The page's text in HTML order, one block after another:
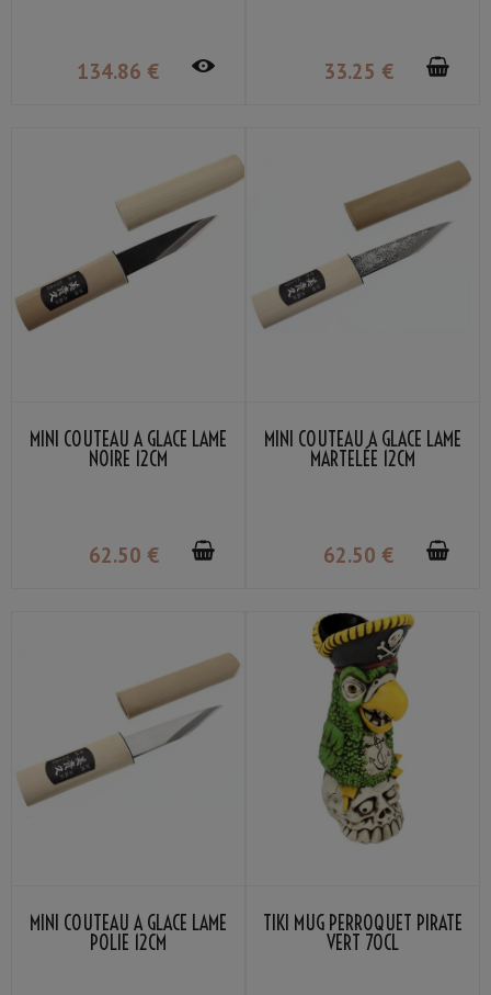
134.86 € 33.25 €
MINI COUTEAU À GLACE LAME
NOIRE 12CM
62.50 €
MINI COUTEAU À GLACE LAME
MARTELÉE 12CM
62.50 €
MINI COUTEAU À GLACE LAME
POLIE 12CM
TIKI MUG PERROQUET PIRATE
VERT 70CL